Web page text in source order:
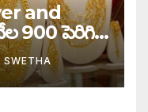
and
900 పెరిగిన
SWETHA